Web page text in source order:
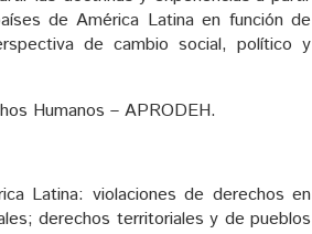
de América Latina en función de
de cambio social, político y
Humanos – APRODEH.
Latina: violaciones de derechos en
derechos territoriales y de pueblos